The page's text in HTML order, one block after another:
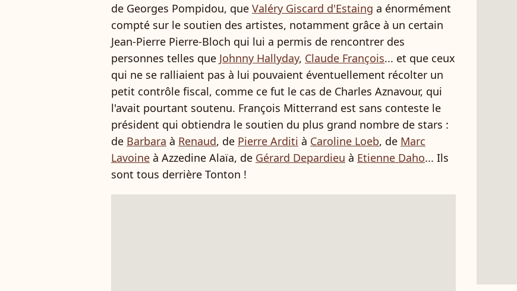
de Georges Pompidou, que Valéry Giscard d'Estaing a énormément
compté sur le soutien des artistes, notamment grâce à un certain
Jean-Pierre Pierre-Bloch qui lui a permis de rencontrer des
personnes telles que Johnny Hallyday, Claude François... et que ceux
qui ne se ralliaient pas à lui pouvaient éventuellement récolter un
petit contrôle fiscal, comme ce fut le cas de Charles Aznavour, qui
l'avait pourtant soutenu. François Mitterrand est sans conteste le
président qui obtiendra le soutien du plus grand nombre de stars :
de Barbara à Renaud, de Pierre Arditi à Caroline Loeb, de Marc
Lavoine à Azzedine Alaïa, de Gérard Depardieu à Etienne Daho... Ils
sont tous derrière Tonton !